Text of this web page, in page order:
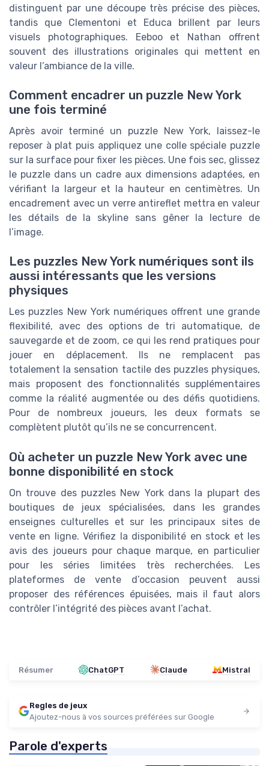
distinguent par une découpe très précise des pièces,
tandis que Clementoni et Educa brillent par leurs
visuels photographiques. Eeboo et Nathan offrent
souvent des illustrations originales qui mettent en
valeur l’ambiance de la ville.
Comment encadrer un puzzle New York
une fois terminé
Après avoir terminé un puzzle New York, laissez-le
reposer à plat puis appliquez une colle spéciale puzzle
sur la surface pour fixer les pièces. Une fois sec, glissez
le puzzle dans un cadre aux dimensions adaptées, en
vérifiant la largeur et la hauteur en centimètres. Un
encadrement avec un verre antireflet mettra en valeur
les détails de la skyline sans gêner la lecture de
l’image.
Les puzzles New York numériques sont ils
aussi intéressants que les versions
physiques
Les puzzles New York numériques offrent une grande
flexibilité, avec des options de tri automatique, de
sauvegarde et de zoom, ce qui les rend pratiques pour
jouer en déplacement. Ils ne remplacent pas
totalement la sensation tactile des puzzles physiques,
mais proposent des fonctionnalités supplémentaires
comme la réalité augmentée ou des défis quotidiens.
Pour de nombreux joueurs, les deux formats se
complètent plutôt qu’ils ne se concurrencent.
Où acheter un puzzle New York avec une
bonne disponibilité en stock
On trouve des puzzles New York dans la plupart des
boutiques de jeux spécialisées, dans les grandes
enseignes culturelles et sur les principaux sites de
vente en ligne. Vérifiez la disponibilité en stock et les
avis des joueurs pour chaque marque, en particulier
pour les séries limitées très recherchées. Les
plateformes de vente d’occasion peuvent aussi
proposer des références épuisées, mais il faut alors
contrôler l’intégrité des pièces avant l’achat.
Résumer ChatGPT Claude Mistral
Regles de jeux
Ajoutez-nous à vos sources préférées sur Google
Parole d'experts